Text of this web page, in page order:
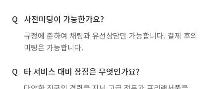
사전미팅이 가능한가요?
규정에 준하여 채팅과 유선상담만 가능합니다. 결제 후의
미팅은 가능합니다.
타 서비스 대비 장점은 무엇인가요?